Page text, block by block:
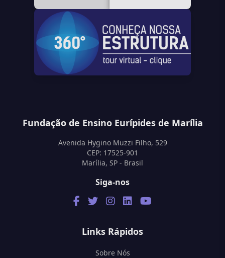
Fundação de Ensino Eurípides de Marília
Avenida Hygino Muzzi Filho, 529
CEP: 17525-901
Marília, SP - Brasil
Siga-nos
Links Rápidos
Sobre Nós